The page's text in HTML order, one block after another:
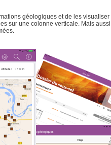
géologiques et de les visualiser
sur une colonne verticale. Mais aussi